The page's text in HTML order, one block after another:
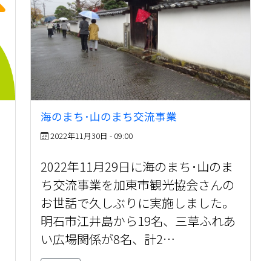
海のまち･山のまち交流事業
2022年11月30日 - 09:00
2022年11月29日に海のまち･山のま
ち交流事業を加東市観光協会さんの
お世話で久しぶりに実施しました。
明石市江井島から19名、三草ふれあ
い広場関係が8名、計2…